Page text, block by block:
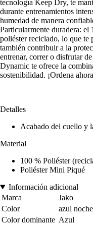
tecnología Keep Dry, te
durante entrenamientos
humedad de manera
Particularmente duradera: el
poliéster reciclado, lo que te
también contribuir a la
entrenar, correr o disfrutar
Dynamic te ofrece la
sostenibilidad. ¡Ordena
Detalles
Acabado del cuello y
Material
100 % Poliéster
Poliéster Mini Piqué
Información adicional
Marca
Jako
Color
azul
Color dominante Azul